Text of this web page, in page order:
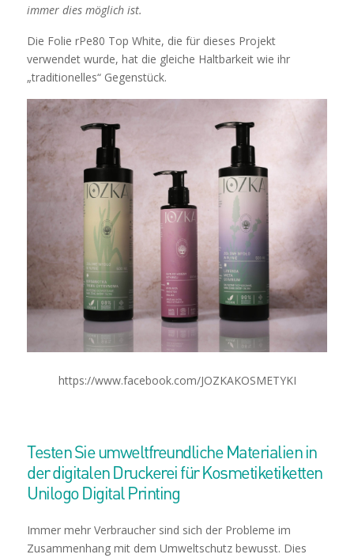
immer dies möglich ist.
Die Folie rPe80 Top White, die für dieses Projekt
verwendet wurde, hat die gleiche Haltbarkeit wie ihr
„traditionelles“ Gegenstück.
https://www.facebook.com/JOZKAKOSMETYKI
Testen Sie umweltfreundliche Materialien in
der digitalen Druckerei für Kosmetiketiketten
Unilogo Digital Printing
Immer mehr Verbraucher sind sich der Probleme im
Zusammenhang mit dem Umweltschutz bewusst. Dies